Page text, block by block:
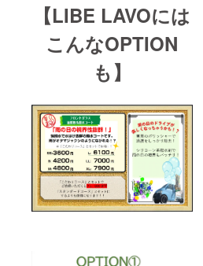
【LIBE LAVOには
こんなOPTION
も】